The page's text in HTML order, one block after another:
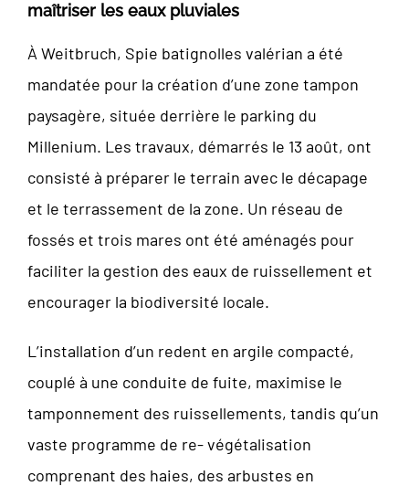
maîtriser les eaux pluviales
À Weitbruch, Spie batignolles valérian a été
mandatée pour la création d’une zone tampon
paysagère, située derrière le parking du
Millenium. Les travaux, démarrés le 13 août, ont
consisté à préparer le terrain avec le décapage
et le terrassement de la zone. Un réseau de
fossés et trois mares ont été aménagés pour
faciliter la gestion des eaux de ruissellement et
encourager la biodiversité locale.
L’installation d’un redent en argile compacté,
couplé à une conduite de fuite, maximise le
tamponnement des ruissellements, tandis qu’un
vaste programme de re- végétalisation
comprenant des haies, des arbustes en